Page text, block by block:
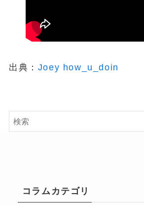
出典： Joey how_u_doin
コラムカテゴリ